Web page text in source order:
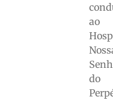
ao
do